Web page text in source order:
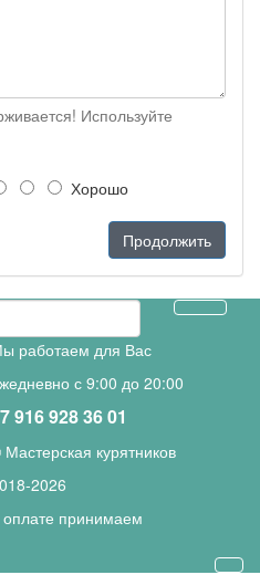
Используйте
Хорошо
Продолжить
работаем для Вас
с 9:00 до 20:00
916 928 36 01
курятников
2026
оплате принимаем